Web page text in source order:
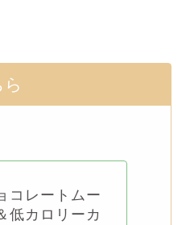
コレートムー
低カロリーカ